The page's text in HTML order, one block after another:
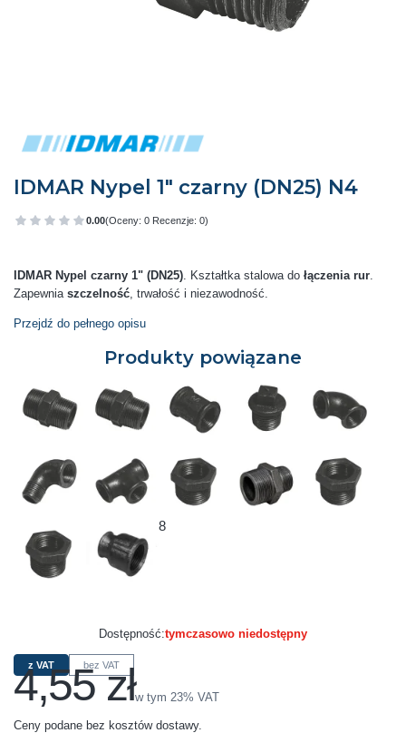
IDMAR Nypel 1" czarny (DN25) N4
0.00(Oceny: 0 Recenzje: 0)
Przejdź do sekcji Opinie
IDMAR Nypel czarny 1" (DN25). Kształtka stalowa do łączenia rur.
Zapewnia szczelność, trwałość i niezawodność.
Przejdź do pełnego opisu
Produkty powiązane
8
Dostępność:tymczasowo niedostępny
z VAT bez VAT
Cena
4,55 złw tym 23% VAT
w tym 23% VAT
Ceny podane bez kosztów dostawy.